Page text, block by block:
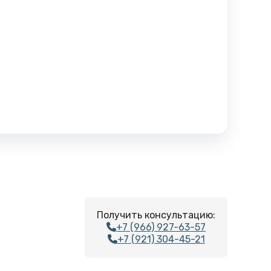
Получить консультацию:
+7 (966) 927-63-57
+7 (921) 304-45-21